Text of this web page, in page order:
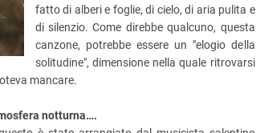
fatto di alberi e foglie, di cielo, di aria pulita e
di silenzio. Come direbbe qualcuno, questa
canzone, potrebbe essere un "elogio della
solitudine", dimensione nella quale ritrovarsi
mancare.
notturna….